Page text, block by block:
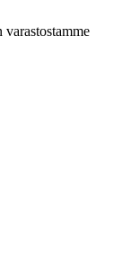
varastostamme